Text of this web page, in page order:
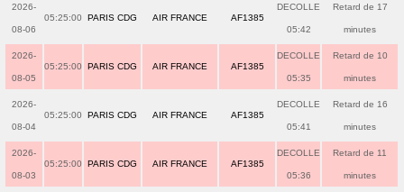
2026-
08-06
05:25:00 PARIS CDG AIR FRANCE AF1385
DECOLLE
05:42
Retard de 17
minutes
2026-
08-05
05:25:00 PARIS CDG AIR FRANCE AF1385
DECOLLE
05:35
Retard de 10
minutes
2026-
08-04
05:25:00 PARIS CDG AIR FRANCE AF1385
DECOLLE
05:41
Retard de 16
minutes
2026-
08-03
05:25:00 PARIS CDG AIR FRANCE AF1385
DECOLLE
05:36
Retard de 11
minutes